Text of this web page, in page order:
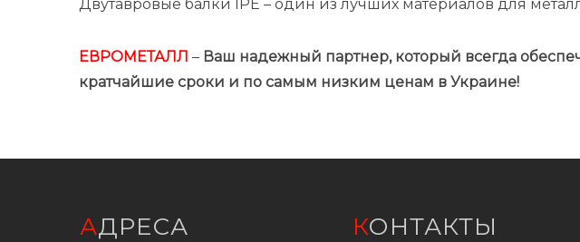
Двутавровые балки IPE – один из лучших материалов для
ЕВРОМЕТАЛЛ – Ваш надежный партнер, который всегда
кратчайшие сроки и по самым низким ценам в Украине!
АДРЕСА КОНТАКТЫ